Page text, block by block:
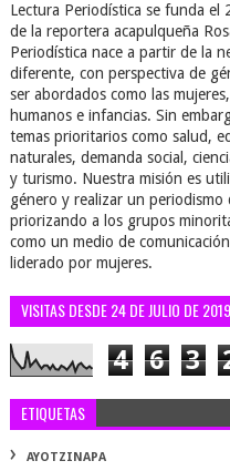
Lectura Periodística se funda el
de la reportera acapulqueña
Periodística nace a partir de la
diferente, con perspectiva de
ser abordados como las
humanos e infancias. Sin
temas prioritarios como salud,
naturales, demanda social,
y turismo. Nuestra misión es
género y realizar un
priorizando a los grupos
como un medio de
liderado por mujeres.
VISITAS DESDE 24 DE JULIO DE 2019
4 6 3
ETIQUETAS
AYOTZINAPA